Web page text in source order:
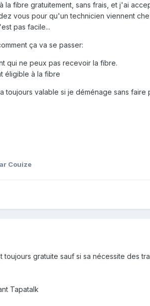
fibre gratuitement, sans frais, et j'ai
vous pour qu'un technicien viennent
pas facile...
ça va se passer:
qui ne peux pas recevoir la fibre.
éligible à la fibre
toujours valable si je déménage sans faire
Couize
toujours gratuite sauf si sa nécessite des
Tapatalk